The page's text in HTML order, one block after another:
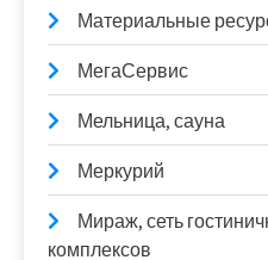
Материальные
МегаСервис
Мельница, сауна
Меркурий
Мираж, сеть
комплексов